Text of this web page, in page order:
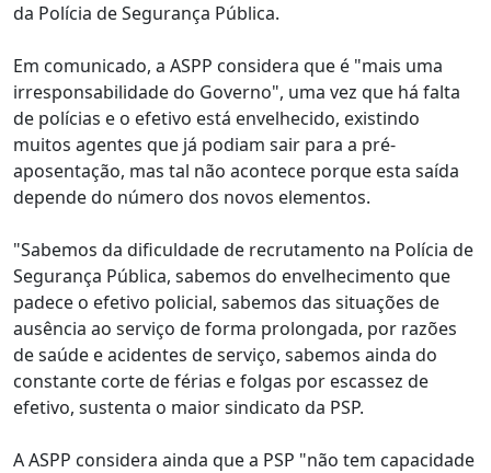
da Polícia de Segurança Pública.
Em comunicado, a ASPP considera que é "mais uma
irresponsabilidade do Governo", uma vez que há falta
de polícias e o efetivo está envelhecido, existindo
muitos agentes que já podiam sair para a pré-
aposentação, mas tal não acontece porque esta saída
depende do número dos novos elementos.
"Sabemos da dificuldade de recrutamento na Polícia de
Segurança Pública, sabemos do envelhecimento que
padece o efetivo policial, sabemos das situações de
ausência ao serviço de forma prolongada, por razões
de saúde e acidentes de serviço, sabemos ainda do
constante corte de férias e folgas por escassez de
efetivo, sustenta o maior sindicato da PSP.
A ASPP considera ainda que a PSP "não tem capacidade